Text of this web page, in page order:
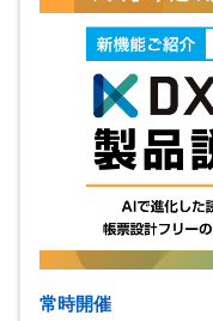
常時開催